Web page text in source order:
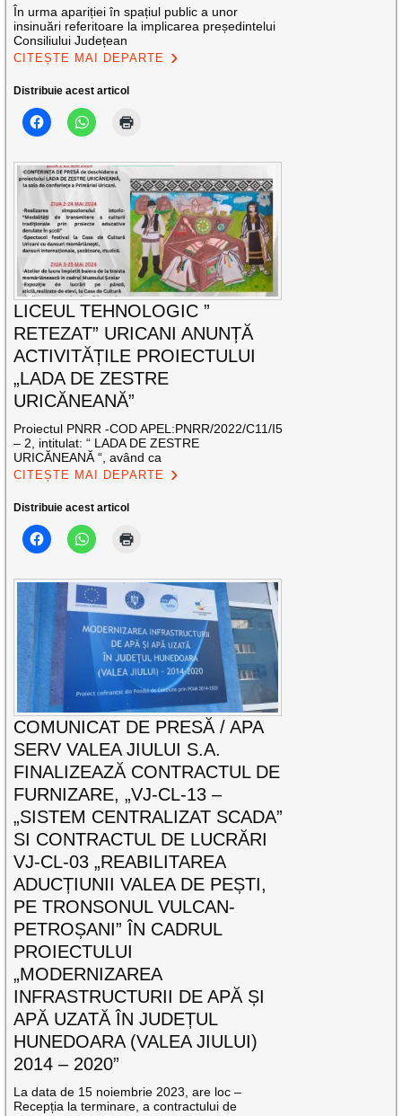
În urma apariției în spațiul public a unor
insinuări referitoare la implicarea președintelui
Consiliului Județean
CITEȘTE MAI DEPARTE
Distribuie acest articol
LICEUL TEHNOLOGIC ”
RETEZAT” URICANI ANUNȚĂ
ACTIVITĂȚILE PROIECTULUI
„LADA DE ZESTRE
URICĂNEANĂ”
Proiectul PNRR -COD APEL:PNRR/2022/C11/I5
– 2, intitulat: “ LADA DE ZESTRE
URICĂNEANĂ “, având ca
CITEȘTE MAI DEPARTE
Distribuie acest articol
COMUNICAT DE PRESĂ / APA
SERV VALEA JIULUI S.A.
FINALIZEAZĂ CONTRACTUL DE
FURNIZARE, „VJ-CL-13 –
„SISTEM CENTRALIZAT SCADA”
SI CONTRACTUL DE LUCRĂRI
VJ-CL-03 „REABILITAREA
ADUCȚIUNII VALEA DE PEȘTI,
PE TRONSONUL VULCAN-
PETROȘANI” ÎN CADRUL
PROIECTULUI
„MODERNIZAREA
INFRASTRUCTURII DE APĂ ȘI
APĂ UZATĂ ÎN JUDEȚUL
HUNEDOARA (VALEA JIULUI)
2014 – 2020”
La data de 15 noiembrie 2023, are loc –
Recepția la terminare, a contractului de